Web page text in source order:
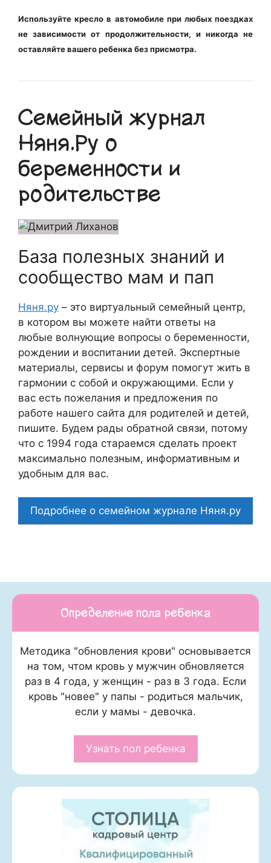
Используйте кресло в автомобиле при любых поездках
не зависимости от продолжительности, и никогда не
оставляйте вашего ребенка без присмотра.
Семейный журнал
Няня.Ру о
беременности и
родительстве
База полезных знаний и
сообщество мам и пап
Няня.ру – это виртуальный семейный центр,
в котором вы можете найти ответы на
любые волнующие вопросы о беременности,
рождении и воспитании детей. Экспертные
материалы, сервисы и форум помогут жить в
гармонии с собой и окружающими. Если у
вас есть пожелания и предложения по
работе нашего сайта для родителей и детей,
пишите. Будем рады обратной связи, потому
что c 1994 года стараемся сделать проект
максимально полезным, информативным и
удобным для вас.
Подробнее о семейном журнале Няня.ру
Определение пола ребенка
Методика "обновления крови" основывается
на том, чтом кровь у мужчин обновляется
раз в 4 года, у женщин - раз в 3 года. Если
кровь "новее" у папы - родиться мальчик,
если у мамы - девочка.
Узнать пол ребенка